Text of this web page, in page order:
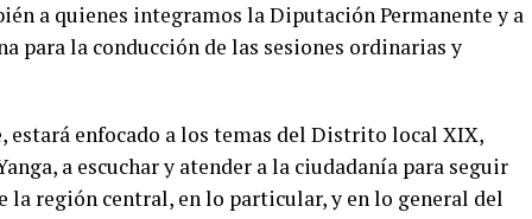
a quienes integramos la Diputación Permanente y a
para la conducción de las sesiones ordinarias y
estará enfocado a los temas del Distrito local XIX,
a escuchar y atender a la ciudadanía para seguir
la región central, en lo particular, y en lo general del